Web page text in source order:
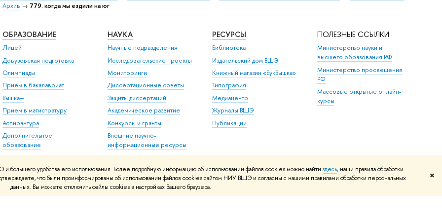
удобства его использования. Более подробную информацию об использовании файлов cookies можно найти здесь, наши правила обработки
что были проинформированы об использовании файлов cookies сайтом НИУ ВШЭ и согласны с нашими правилами обработки персональных
данных. Вы можете отключить файлы cookies в настройках Вашего браузера.
✖
Архив → 779. когда мы ездили на юг
ОБРАЗОВАНИЕ
Лицей
Довузовская подготовка
Олимпиады
Прием в бакалавриат
Вышка+
Прием в магистратуру
Аспирантура
Дополнительное
образование
Центр развития карьеры
Бизнес-инкубатор ВШЭ
Образовательные
партнерства
НАУКА
Научные подразделения
Исследовательские проекты
Мониторинги
Диссертационные советы
Защиты диссертаций
Академическое развитие
Конкурсы и гранты
Внешние научно-
информационные ресурсы
РЕСУРСЫ
Библиотека
Издательский дом ВШЭ
Книжный магазин «БукВышка»
Типография
Медиацентр
Журналы ВШЭ
Публикации
ПОЛЕЗНЫЕ ССЫЛКИ
Министерство науки и
высшего образования РФ
Министерство просвещения
РФ
Массовые открытые онлайн-
курсы